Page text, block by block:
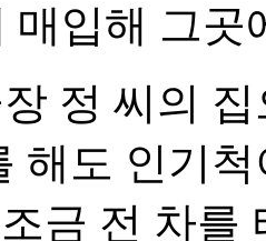
매입해 그
정 씨의
해도 인기
금 전 차를